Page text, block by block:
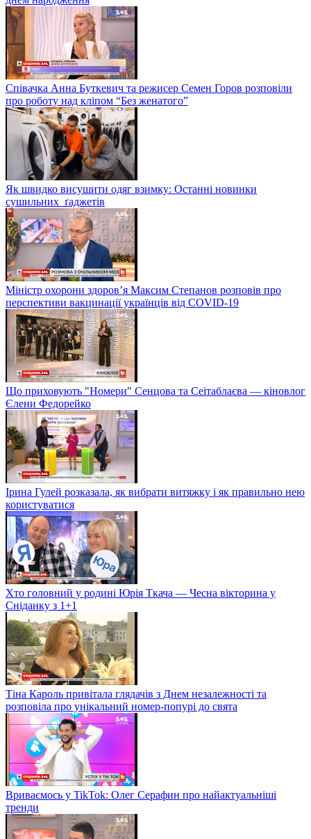
Співачка Анна Буткевич та режисер Семен Горов розповіли
про роботу над кліпом “Без женатого”
Як швидко висушити одяг взимку: Останні новинки
сушильних ґаджетів
Міністр охорони здоров’я Максим Степанов розповів про
перспективи вакцинації українців від COVID-19
Що приховують "Номери" Сенцова та Сеітаблаєва — кіновлог
Єлени Федорейко
Ірина Гулей розказала, як вибрати витяжку і як правильно нею
користуватися
Хто головний у родині Юрія Ткача — Чесна вікторина у
Сніданку з 1+1
Тіна Кароль привітала глядачів з Днем незалежності та
розповіла про унікальний номер-попурі до свята
Вриваємось у TikTok: Олег Серафин про найактуальніші
тренди